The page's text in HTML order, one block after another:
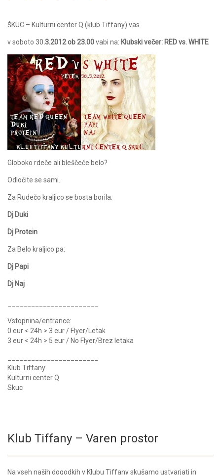
ŠKUC – Kulturni center Q (klub Tiffany) vas
v soboto 30.3.2012 ob 23.00vabi na: Klubski večer: RED vs. WHITE
Globoko rdeče ali bleščeče belo?
Odločite se sami.
Za Rudečo kraljico se bosta borila:
Dj Duki
Dj Protein
Za Belo kraljico pa:
Dj Papi
Dj Naj
Vstopnina/entrance:
0 eur < 24h > 3 eur / Flyer/Letak
3 eur < 24h > 5 eur / No Flyer/Brez letaka
Klub Tiffany
Kulturni center Q
Skuc
Klub Tiffany – Varen prostor
Na vseh naših dogodkih v Klubu Tiffany skušamo ustvarjati in